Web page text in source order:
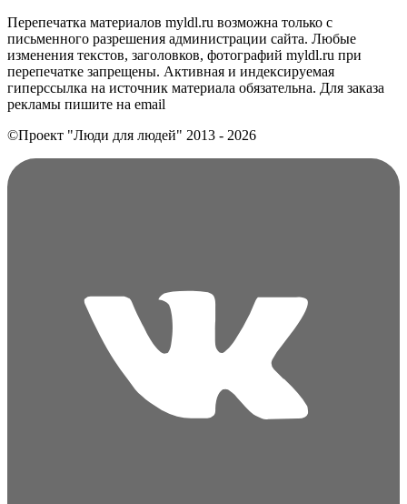
Перепечатка материалов myldl.ru возможна только с
письменного разрешения администрации сайта. Любые
изменения текстов, заголовков, фотографий myldl.ru при
перепечатке запрещены. Активная и индексируемая
гиперссылка на источник материала обязательна. Для заказа
рекламы пишите на еmail
©Проект "Люди для людей" 2013 - 2026